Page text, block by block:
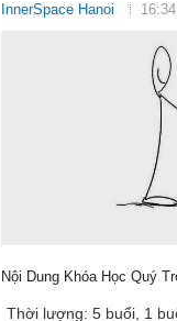
InnerSpace Hanoi 16:34
Nội Dung Khóa Học Quý
Thời lượng: 5 buổi, 1